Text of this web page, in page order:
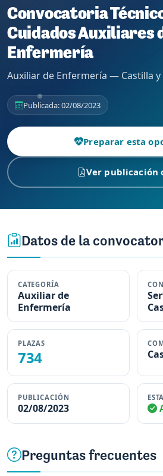
Convocatoria
Cuidados Auxiliares
Enfermería
Auxiliar de Enfermería — Castilla y
Publicada: 02/08/2023
Preparar esta
Ver publicación
Datos de la
CATEGORÍA
Auxiliar de
Enfermería
PLAZAS
734
PUBLICACIÓN
02/08/2023
Preguntas frecuentes